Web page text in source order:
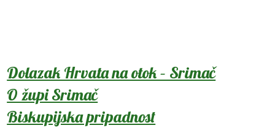
Dolazak Hrvata na otok – Srimač
O župi Srimač
Biskupijska pripadnost